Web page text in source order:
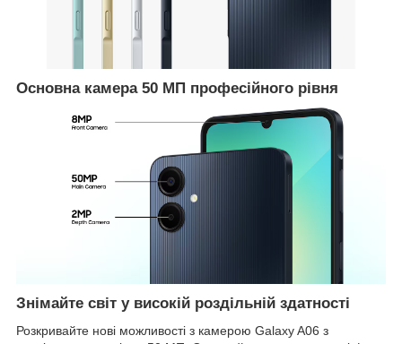
Основна камера 50 МП професійного рівня
Знімайте світ у високій роздільній здатності
Розкривайте нові можливості з камерою Galaxy A06 з